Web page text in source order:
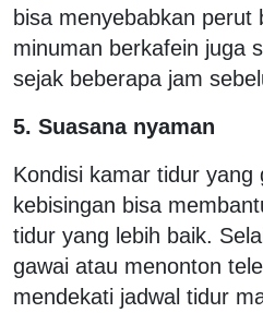
bisa menyebabkan perut
minuman berkafein juga
sejak beberapa jam
5. Suasana nyaman
Kondisi kamar tidur yang
kebisingan bisa
tidur yang lebih baik.
gawai atau menonton
mendekati jadwal tidur